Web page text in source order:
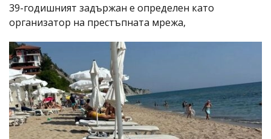
39-годишният задържан е определен като
организатор на престъпната мрежа,